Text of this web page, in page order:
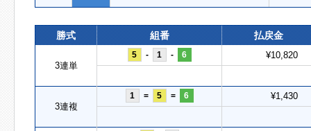
勝式 組番 払戻金
3連単
5 - 1 - 6 ¥10,820
3連複
1 = 5 = 6 ¥1,430